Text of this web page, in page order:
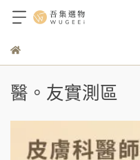
醫。友實測區